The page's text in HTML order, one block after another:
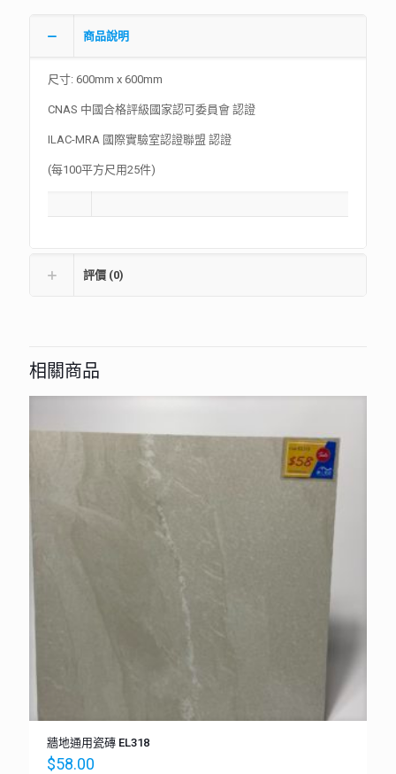
商品說明
尺寸: 600mm x 600mm
CNAS 中國合格評級國家認可委員會 認證
ILAC-MRA 國際實驗室認證聯盟 認證
(每100平方尺用25件)
評價 (0)
相關商品
牆地通用瓷磚 EL318
$58.00